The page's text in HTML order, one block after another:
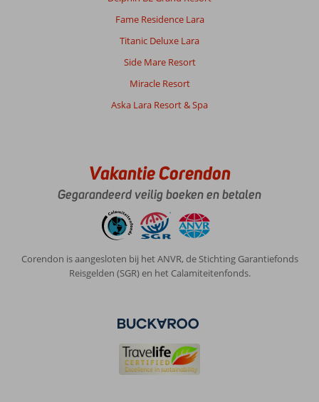
Fame Residence Lara
Titanic Deluxe Lara
Side Mare Resort
Miracle Resort
Aska Lara Resort & Spa
Vakantie Corendon
Gegarandeerd veilig boeken en betalen
Corendon is aangesloten bij het ANVR, de Stichting Garantiefonds
Reisgelden (SGR) en het Calamiteitenfonds.